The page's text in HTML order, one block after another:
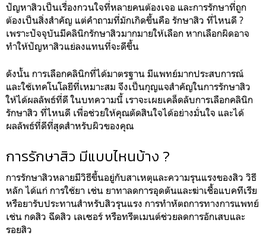
ปัญหาสิวเป็นเรื่องกวนใจที่หลายคนต้องเจอ และการรักษาที่ถูก
ต้องเป็นสิ่งสำคัญ แต่คำถามที่มักเกิดขึ้นคือ รักษาสิว ที่ไหนดี ?
เพราะปัจจุบันมีคลินิกรักษาสิวมากมายให้เลือก หากเลือกผิดอาจ
ทำให้ปัญหาสิวแย่ลงแทนที่จะดีขึ้น
ดังนั้น การเลือกคลินิกที่ได้มาตรฐาน มีแพทย์มากประสบการณ์
และใช้เทคโนโลยีที่เหมาะสม จึงเป็นกุญแจสำคัญในการรักษาสิว
ให้ได้ผลลัพธ์ที่ดี ในบทความนี้ เราจะเผยเคล็ดลับการเลือกคลินิก
รักษาสิว ที่ไหนดี เพื่อช่วยให้คุณตัดสินใจได้อย่างมั่นใจ และได้
ผลลัพธ์ที่ดีที่สุดสำหรับผิวของคุณ
การรักษาสิว มีแบบไหนบ้าง ?
การรักษาสิวหลายมีวิธีขึ้นอยู่กับสาเหตุและความรุนแรงของสิว วิธี
หลัก ได้แก่ การใช้ยา เช่น ยาทาลดการอุดตันและฆ่าเชื้อแบคทีเรีย
หรือยารับประทานสำหรับสิวรุนแรง การทำหัตถการทางการแพทย์
เช่น กดสิว ฉีดสิว เลเซอร์ หรือทรีตเมนต์ช่วยลดการอักเสบและ
รอยสิว